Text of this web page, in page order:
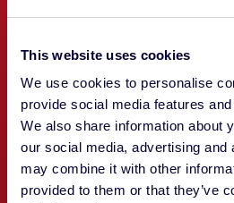
This website uses cookies
We use cookies to personalise
provide social media features
We also share information about
our social media, advertising and
may combine it with other
provided to them or that they’ve